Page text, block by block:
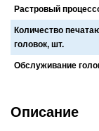
Растровый
Количество
головок, шт.
Обслуживание
Описание